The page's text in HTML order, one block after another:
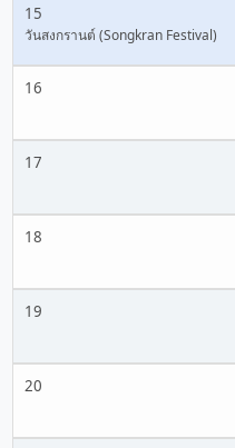
15
วันสงกรานต์ (Songkran Festival)
16
17
18
19
20